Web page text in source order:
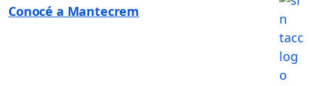
Conocé a Mantecrem